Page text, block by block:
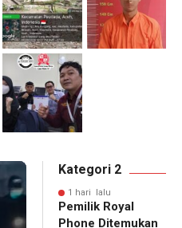
Kategori 2
1 hari lalu
Pemilik Royal
Phone Ditemukan